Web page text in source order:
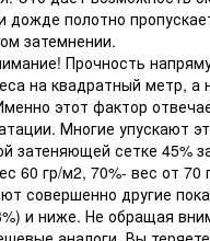
дожде полотно
затемнении.
Прочность
на квадратный метр, а
этот фактор
Многие упускают
затеняющей сетке 45%
60 гр/м2, 70%- вес от
совершенно другие
и ниже. Не обращая